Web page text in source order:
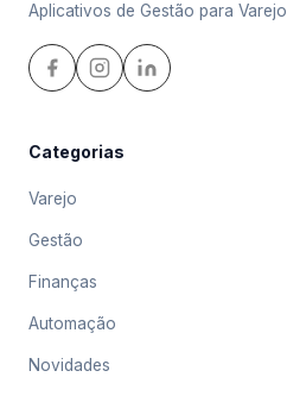
Aplicativos de Gestão para Varejo
Categorias
Varejo
Gestão
Finanças
Automação
Novidades